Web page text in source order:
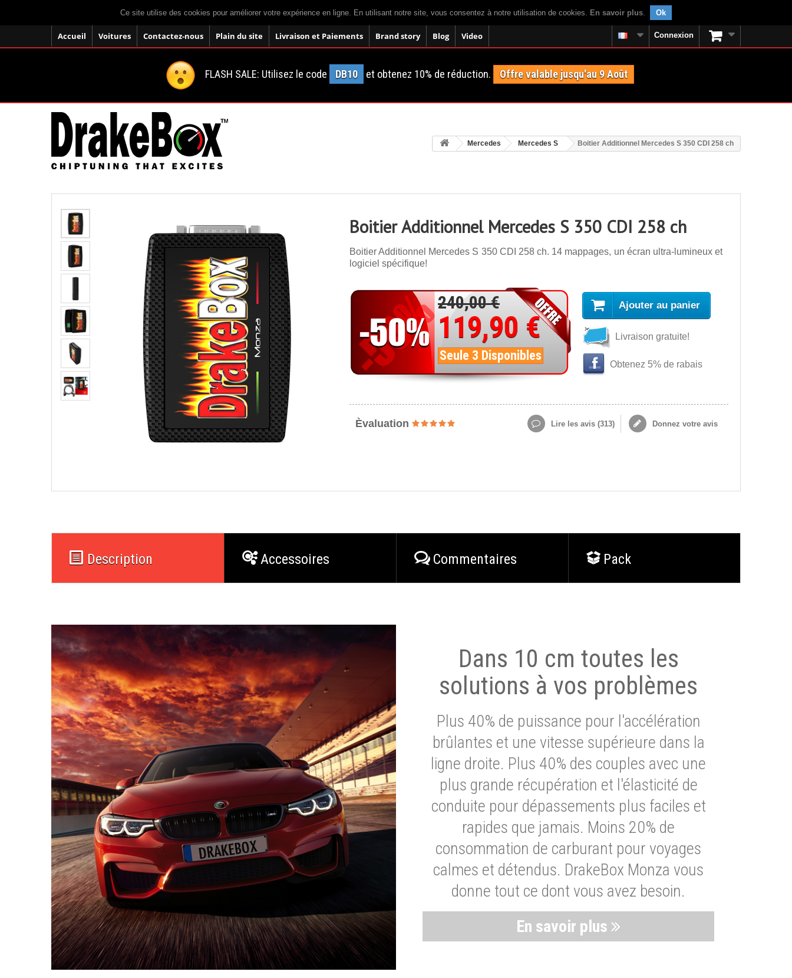
Ce site utilise des cookies pour améliorer votre expérience en ligne. En utilisant notre site, vous consentez à notre utilisation de cookies. En savoir plus. Ok
Accueil Voitures Contactez-nous Plain du site Livraison et Paiements Brand story Blog Video Connexion
FLASH SALE: Utilisez le code DB10 et obtenez 10% de réduction. Offre valable jusqu'au 9 Août
Mercedes Mercedes S Boitier Additionnel Mercedes S 350 CDI 258 ch
Boitier Additionnel Mercedes S 350 CDI 258 ch
Boitier Additionnel Mercedes S 350 CDI 258 ch. 14 mappages, un écran ultra-lumineux et
logiciel spécifique!
240,00 €
119,90 €
Seule 3 Disponibles
Ajouter au panier
Livraison gratuite!
Obtenez 5% de rabais
Èvaluation Lire les avis (313) Donnez votre avis
Description Accessoires Commentaires Pack
Dans 10 cm toutes les
solutions à vos problèmes
Plus 40% de puissance pour l'accélération
brûlantes et une vitesse supérieure dans la
ligne droite. Plus 40% des couples avec une
plus grande récupération et l'élasticité de
conduite pour dépassements plus faciles et
rapides que jamais. Moins 20% de
consommation de carburant pour voyages
calmes et détendus. DrakeBox Monza vous
donne tout ce dont vous avez besoin.
En savoir plus